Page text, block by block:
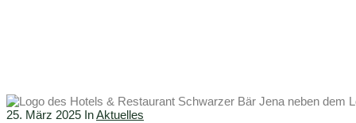
25. März 2025 InAktuelles